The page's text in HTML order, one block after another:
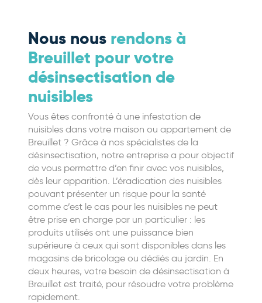
Nous nous rendons à
Breuillet pour votre
désinsectisation de
nuisibles
Vous êtes confronté à une infestation de
nuisibles dans votre maison ou appartement de
Breuillet ? Grâce à nos spécialistes de la
désinsectisation, notre entreprise a pour objectif
de vous permettre d’en finir avec vos nuisibles,
dès leur apparition. L’éradication des nuisibles
pouvant présenter un risque pour la santé
comme c’est le cas pour les nuisibles ne peut
être prise en charge par un particulier : les
produits utilisés ont une puissance bien
supérieure à ceux qui sont disponibles dans les
magasins de bricolage ou dédiés au jardin. En
deux heures, votre besoin de désinsectisation à
Breuillet est traité, pour résoudre votre problème
rapidement.